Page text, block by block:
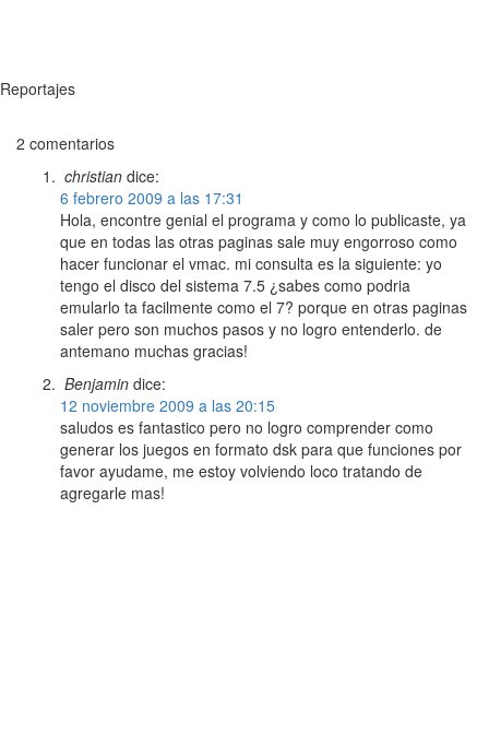
Reportajes
2 comentarios
christian dice:
6 febrero 2009 a las 17:31
Hola, encontre genial el programa y como lo publicaste, ya
que en todas las otras paginas sale muy engorroso como
hacer funcionar el vmac. mi consulta es la siguiente: yo
tengo el disco del sistema 7.5 ¿sabes como podria
emularlo ta facilmente como el 7? porque en otras paginas
saler pero son muchos pasos y no logro entenderlo. de
antemano muchas gracias!
Benjamin dice:
12 noviembre 2009 a las 20:15
saludos es fantastico pero no logro comprender como
generar los juegos en formato dsk para que funciones por
favor ayudame, me estoy volviendo loco tratando de
agregarle mas!